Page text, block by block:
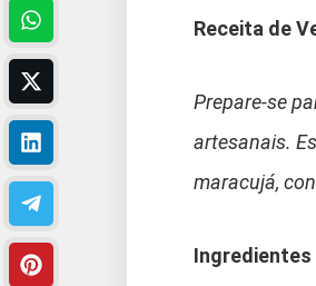
Receita de
Prepare-se
artesanais.
maracujá,